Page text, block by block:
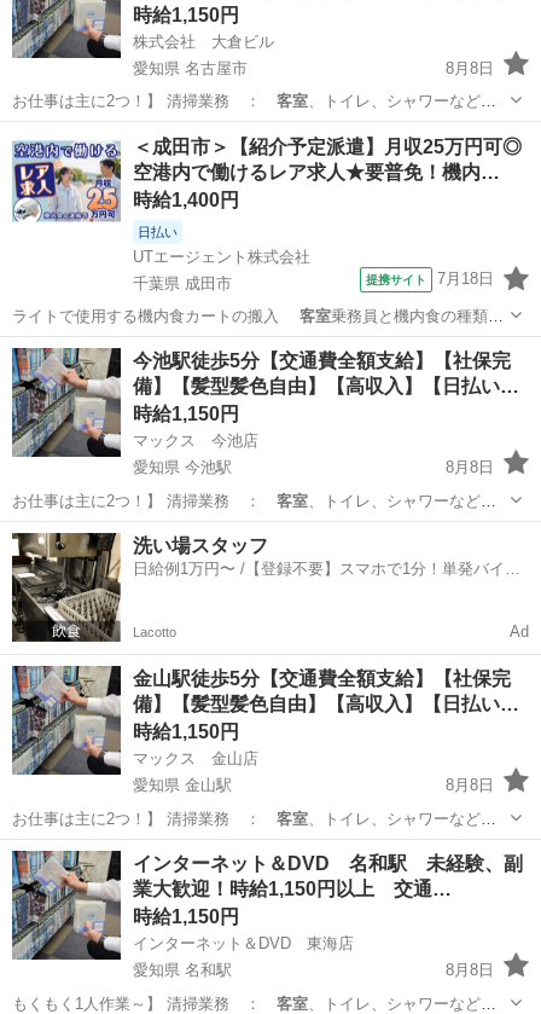
給…
時給1,150円
株式会社 大倉ビル
愛知県 名古屋市
8月8日
お仕事は主に2つ！】 清掃業務 ： 客室、トイレ、シャワーなどの
共有部の清掃 …
フロント スタッフ
＜成田市＞【紹介予定派遣】月収25万円可◎
空港内で働けるレア求人★要普免！機内…
時給1,400円
日払い
UTエージェント株式会社
千葉県 成田市
提携サイト 7月18日
ライトで使用する機内食カートの搬入 客室乗務員と機内食の種類や
数の確認、指示書…
千葉 成田市 ドライバー
今池駅徒歩5分【交通費全額支給】【社保完
備】【髪型髪色自由】【高収入】【日払い…
時給1,150円
マックス 今池店
愛知県 今池駅
8月8日
お仕事は主に2つ！】 清掃業務 ： 客室、トイレ、シャワーなどの
共有部の清掃 …
愛知 名古屋市 今池駅
洗い場スタッフ
日給例1万円〜 /【登録不要】スマホで1分！単発バイト
Lacotto Ad
金山駅徒歩5分【交通費全額支給】【社保完
備】【髪型髪色自由】【高収入】【日払い…
時給1,150円
マックス 金山店
愛知県 金山駅
8月8日
お仕事は主に2つ！】 清掃業務 ： 客室、トイレ、シャワーなどの
共有部の清掃 …
愛知 名古屋市 金山駅 フロント スタッフ
インターネット＆DVD 名和駅 未経験、副
業大歓迎！時給1,150円以上 交通…
時給1,150円
インターネット＆DVD 東海店
愛知県 名和駅
8月8日
もくもく1人作業～】 清掃業務 ： 客室、トイレ、シャワーなどの